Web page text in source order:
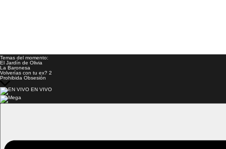
Temas del momento:
El Jardín de Olivia
La Baronesa
Volverías con tu ex? 2
Prohibida Obsesión
EN VIVO